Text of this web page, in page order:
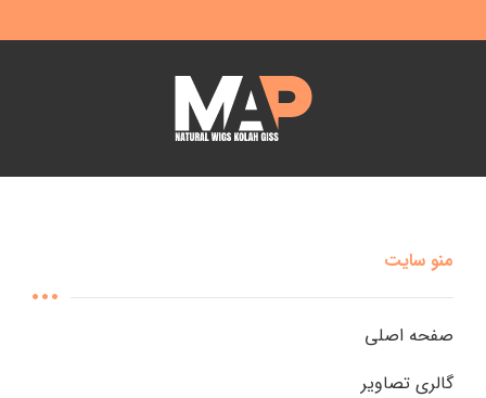
منو سایت
صفحه اصلی
گالری تصاویر